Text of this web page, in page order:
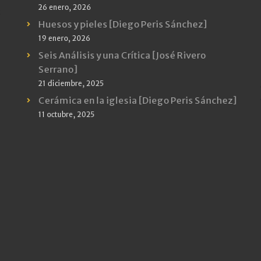
26 enero, 2026
Huesos y pieles [Diego Peris Sánchez]
19 enero, 2026
Seis Análisis y una Crítica [José Rivero
Serrano]
21 diciembre, 2025
Cerámica en la iglesia [Diego Peris Sánchez]
11 octubre, 2025